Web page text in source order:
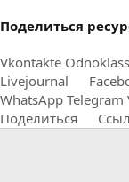
Поделиться
Vkontakte
Livejournal
WhatsApp Telegram
Поделиться